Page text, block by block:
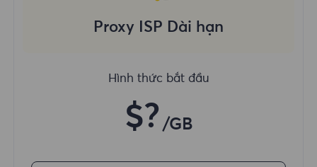
Proxy ISP Dài hạn
Hình thức bắt đầu
$? /GB